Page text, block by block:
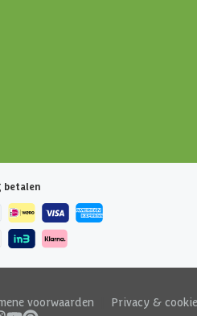
betalen
voorwaarden Privacy &